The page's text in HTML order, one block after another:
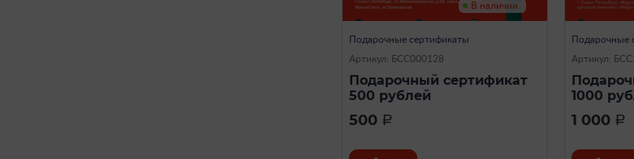
В наличии
Подарочные сертификаты
Артикул: БСС000128
Подарочный сертификат
500 рублей
500 a
Подарочные
Артикул:
1000
1 000 a